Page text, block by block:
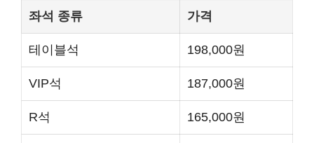
좌석 종류 가격
테이블석 198,000원
VIP석 187,000원
R석 165,000원